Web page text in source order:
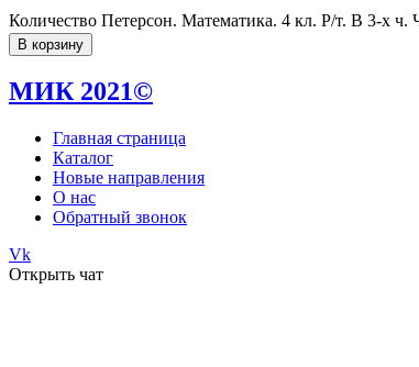
Количество Петерсон. Математика. 4 кл. Р/т. В 3-х
В корзину
МИК 2021©
Главная страница
Каталог
Новые направления
О нас
Обратный звонок
Vk
Открыть чат